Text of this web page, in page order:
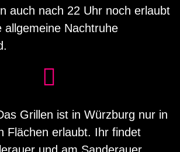
auch nach 22 Uhr noch erlaubt
allgemeine Nachtruhe
Grillen ist in Würzburg nur in
Flächen erlaubt. Ihr findet